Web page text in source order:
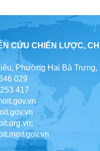
CỨU CHIẾN LƯỢC,
Phường Hai Bà Trưng,
029
417